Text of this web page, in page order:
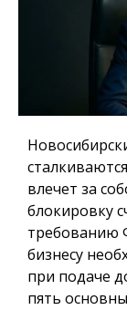
влечет за
блокировку
требованию
бизнесу
при подаче
пять